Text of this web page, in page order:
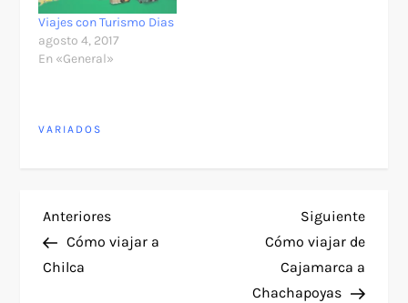
Viajes con Turismo Dias
agosto 4, 2017
En «General»
VARIADOS
N
a
Entrada
anterior
Anteriores
Cómo viajar a
Chilca
Siguiente
Cómo viajar de
Cajamarca a
Chachapoyas